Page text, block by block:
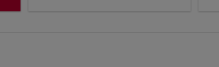
RBA–OUD: cmp-view-offers-
RBA–OUD: cmp-view-offers-
RBA–OUD: cmp-view-
RBA–OUD: cmp-
RBA–OUD: cmp-
RBA–OUD: